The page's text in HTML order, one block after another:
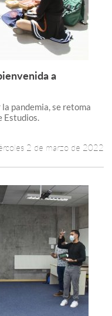
Leer más +
a
pandemia, se retoma
Estudios.
2 de marzo de 2022